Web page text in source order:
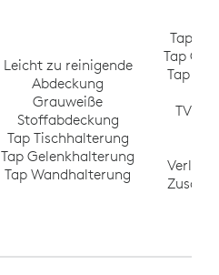
Leicht zu reinigende
Abdeckung
Grauweiße
Stoffabdeckung
Tap Tischhalterung
Tap Gelenkhalterung
Tap Wandhalterung
Tap
Tap
Tap
TV-